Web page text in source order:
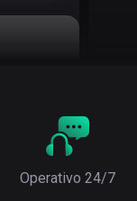
Operativo 24/7